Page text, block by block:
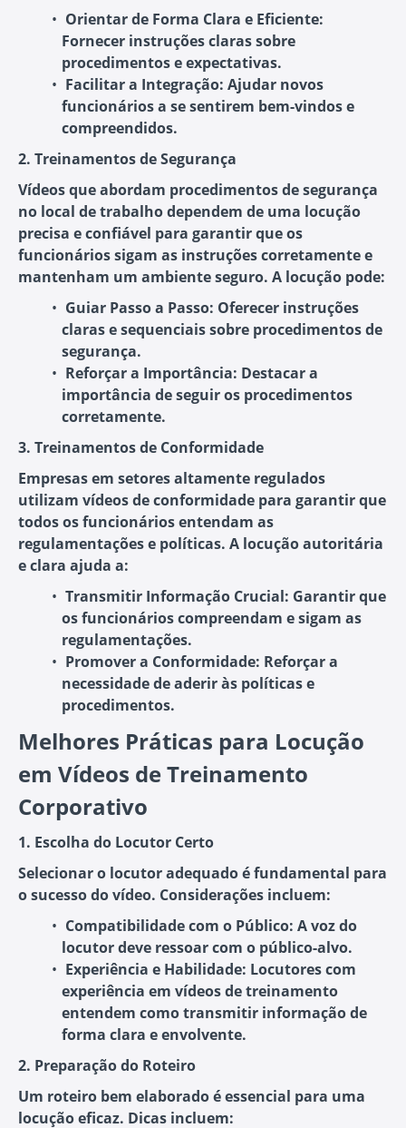
Orientar de Forma Clara e Eficiente:
Fornecer instruções claras sobre
procedimentos e expectativas.
Facilitar a Integração: Ajudar novos
funcionários a se sentirem bem-vindos e
compreendidos.
2. Treinamentos de Segurança
Vídeos que abordam procedimentos de segurança
no local de trabalho dependem de uma locução
precisa e confiável para garantir que os
funcionários sigam as instruções corretamente e
mantenham um ambiente seguro. A locução pode:
Guiar Passo a Passo: Oferecer instruções
claras e sequenciais sobre procedimentos de
segurança.
Reforçar a Importância: Destacar a
importância de seguir os procedimentos
corretamente.
3. Treinamentos de Conformidade
Empresas em setores altamente regulados
utilizam vídeos de conformidade para garantir que
todos os funcionários entendam as
regulamentações e políticas. A locução autoritária
e clara ajuda a:
Transmitir Informação Crucial: Garantir que
os funcionários compreendam e sigam as
regulamentações.
Promover a Conformidade: Reforçar a
necessidade de aderir às políticas e
procedimentos.
Melhores Práticas para Locução
em Vídeos de Treinamento
Corporativo
1. Escolha do Locutor Certo
Selecionar o locutor adequado é fundamental para
o sucesso do vídeo. Considerações incluem:
Compatibilidade com o Público: A voz do
locutor deve ressoar com o público-alvo.
Experiência e Habilidade: Locutores com
experiência em vídeos de treinamento
entendem como transmitir informação de
forma clara e envolvente.
2. Preparação do Roteiro
Um roteiro bem elaborado é essencial para uma
locução eficaz. Dicas incluem: